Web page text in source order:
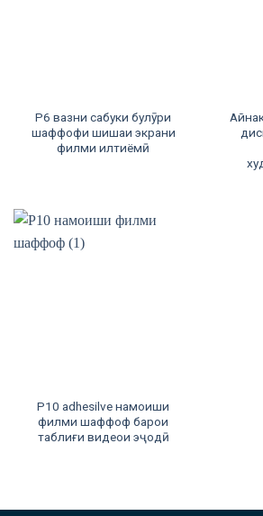
P6 вазни сабуки булӯри
шаффофи шишаи экрани
филми илтиёмӣ
P10 adhesilve намоиши
филми шаффоф барои
таблиғи видеои эҷодӣ